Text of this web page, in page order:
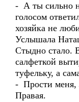
- А ты сильно
голосом
хозяйка не
Услышала
Стыдно стало.
салфеткой
туфельку, а
- Прости меня,
Правая.